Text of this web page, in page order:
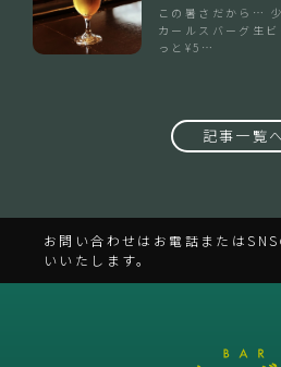
この暑さだから…
カールスバーグ生
っと¥5…
記事一覧へ
お問い合わせはお電話または
いいたします。